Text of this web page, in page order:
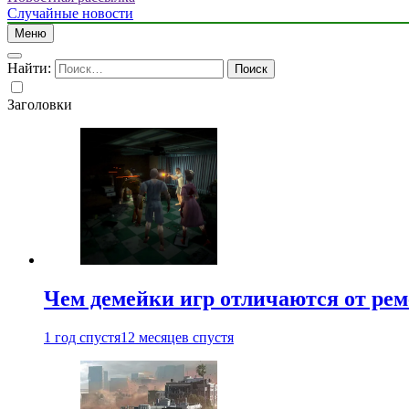
Случайные новости
Меню
Найти:
Заголовки
Чем демейки игр отличаются от
1 год спустя12 месяцев спустя